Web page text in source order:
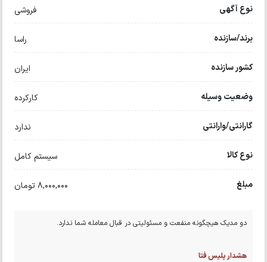
نوع آگهی فروشی
برند/سازنده راسا
کشور سازنده ایران
وضعیت وسیله کارکرده
گارانتی/وارانتی ندارد
نوع کالا سیستم کامل
مبلغ 8,000,000 تومان
دو مدیک هیچگونه منفعت و مسئولیتی در قبال معامله شما ندارد.
هشدار پلیس فتا